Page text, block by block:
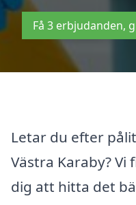
Få 3 erbjudanden,
Letar du efter
Västra Karaby?
dig att hitta det